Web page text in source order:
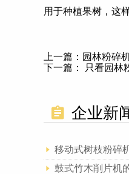
用于种植果树，这
上一篇： 园林粉碎
下一篇：
只看园林
企业新
移动式树枝粉碎
鼓式竹木削片机